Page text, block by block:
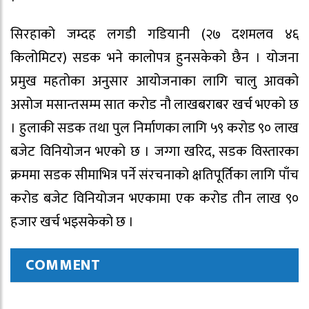
सिरहाको जम्दह लगडी गडियानी (२७ दशमलव ४६
किलोमिटर) सडक भने कालोपत्र हुनसकेको छैन । योजना
प्रमुख महतोका अनुसार आयोजनाका लागि चालु आवको
असोज मसान्तसम्म सात करोड नौ लाखबराबर खर्च भएको छ
। हुलाकी सडक तथा पुल निर्माणका लागि ५९ करोड ९० लाख
बजेट विनियोजन भएको छ । जग्गा खरिद, सडक विस्तारका
क्रममा सडक सीमाभित्र पर्ने संरचनाको क्षतिपूर्तिका लागि पाँच
करोड बजेट विनियोजन भएकामा एक करोड तीन लाख ९०
हजार खर्च भइसकेको छ ।
COMMENT